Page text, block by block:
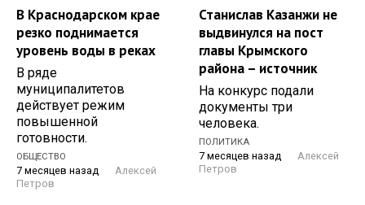
В Краснодарском крае
резко поднимается
уровень воды в реках
В ряде
муниципалитетов
действует режим
повышенной
готовности.
ОБЩЕСТВО
7 месяцев назад
Алексей
Петров
Станислав Казанжи не
выдвинулся на пост
главы Крымского
района – источник
На конкурс подали
документы три
человека.
ПОЛИТИКА
7 месяцев назад
Алексей
Петров